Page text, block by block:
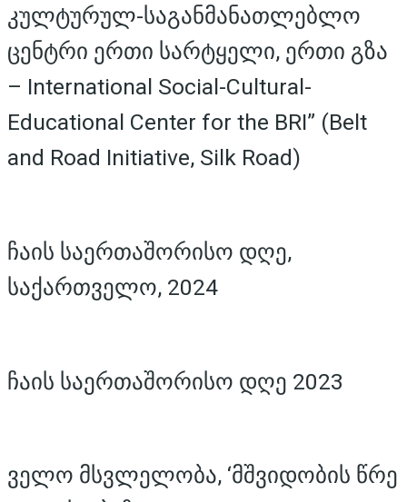
კულტურულ-საგანმანათლებლო
ცენტრი ერთი სარტყელი, ერთი გზა
– International Social-Cultural-
Educational Center for the BRI” (Belt
and Road Initiative, Silk Road)
ჩაის საერთაშორისო დღე,
საქართველო, 2024
ჩაის საერთაშორისო დღე 2023
ველო მსვლელობა, ‘მშვიდობის წრე